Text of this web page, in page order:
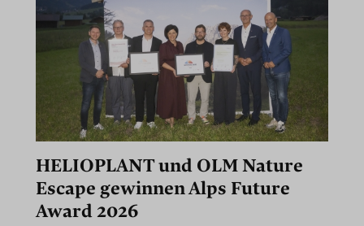
HELIOPLANT und OLM Nature
Escape gewinnen Alps Future
Award 2026